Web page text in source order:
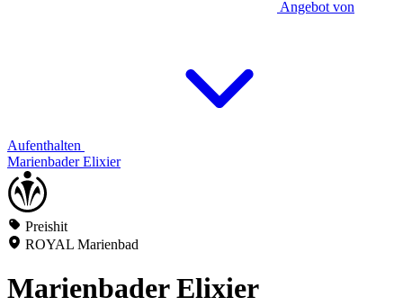
Angebot von
Aufenthalten
Marienbader Elixier
Preishit
ROYAL Marienbad
Marienbader Elixier